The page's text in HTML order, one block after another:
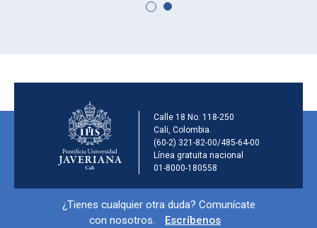
Información de la
Calle 18 No. 118-250
Cali, Colombia.
(60-2) 321-82-00/485-64-00
Línea gratuita nacional
01-8000-180558
Información y redes sociales
¿Tienes cualquier otra duda? Comunícate
con nosotros.
Escríbenos